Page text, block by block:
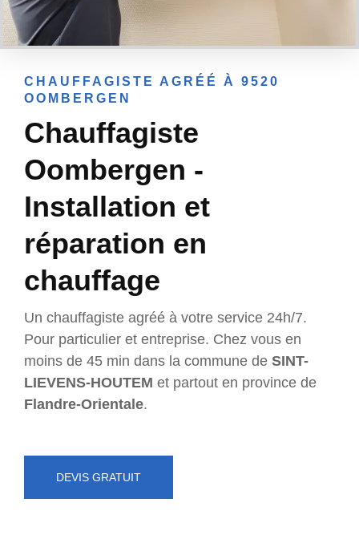
CHAUFFAGISTE AGRÉÉ À 9520
OOMBERGEN
Chauffagiste
Oombergen -
Installation et
réparation en
chauffage
Un chauffagiste agréé à votre service 24h/7.
Pour particulier et entreprise. Chez vous en
moins de 45 min dans la commune de SINT-
LIEVENS-HOUTEM et partout en province de
Flandre-Orientale.
DEVIS GRATUIT